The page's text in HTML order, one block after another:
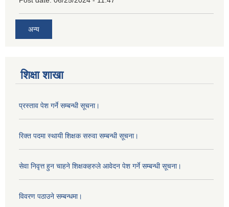
अन्य
शिक्षा शाखा
प्रस्ताव पेश गर्ने सम्बन्धी सूचना।
रिक्त पदमा स्थायी शिक्षक सरुवा सम्बन्धी सूचना।
सेवा निवृत्त हुन चाहने शिक्षकहरुले आवेदन पेश गर्ने सम्बन्धी सूचना।
विवरण पठाउने सम्बन्धमा।